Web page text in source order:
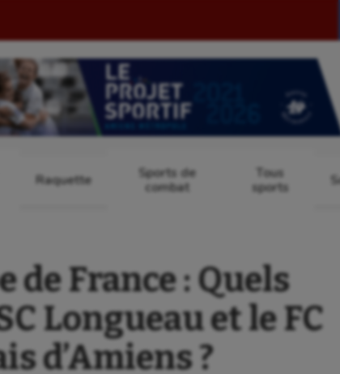
Raquette
Sports de
combat
Tous
sports
de France : Quels
Longueau et le FC
d’Amiens ?